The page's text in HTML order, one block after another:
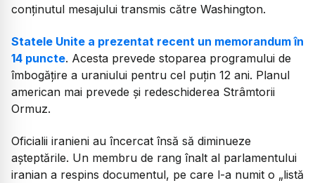
conținutul mesajului transmis către Washington.
Statele Unite a prezentat recent un memorandum în
14 puncte. Acesta prevede stoparea programului de
îmbogățire a uraniului pentru cel puțin 12 ani. Planul
american mai prevede și redeschiderea Strâmtorii
Ormuz.
Oficialii iranieni au încercat însă să diminueze
așteptările. Un membru de rang înalt al parlamentului
iranian a respins documentul, pe care l-a numit o „listă